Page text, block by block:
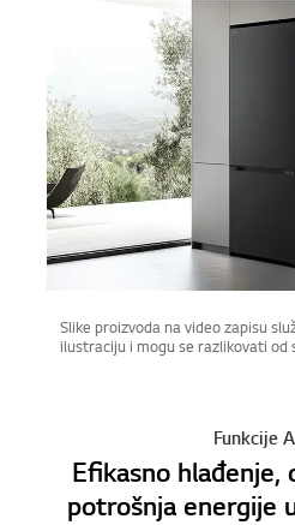
Slike proizvoda na video zapisu
ilustraciju i mogu se razlikovati od
Funkcije
Efikasno hlađenje,
potrošnja energije